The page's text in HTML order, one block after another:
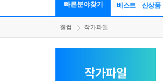
빠른분야찾기 베스트 신상품
웰컴 작가파일
작가파일